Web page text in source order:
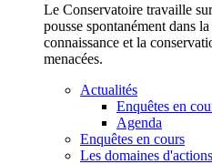
Le Conservatoire travaille
pousse spontanément dans
connaissance et la
menacées.
Actualités
Enquêtes en
Agenda
Enquêtes en cours
Les domaines d'actions